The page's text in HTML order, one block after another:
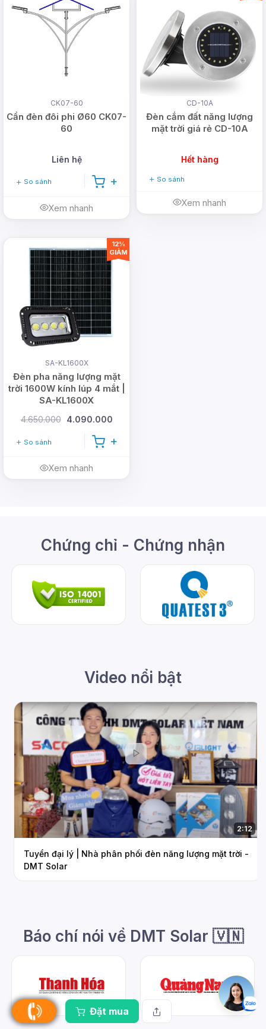
CK07-60
Cần đèn đôi phi Ø60 CK07-
60
Liên hệ
So sánh
Xem nhanh
CD-10A
Đèn cắm đất năng lượng
mặt trời giá rẻ CD-10A
Hết hàng
So sánh
Xem nhanh
SA-KL1600X
Đèn pha năng lượng mặt
trời 1600W kính lúp 4 mắt |
SA-KL1600X
4.650.000 4.090.000
So sánh
Xem nhanh
12%
GIẢM
Đặt mua
Chứng chỉ - Chứng nhận
Video nổi bật
2:12
Tuyển đại lý | Nhà phân phối đèn năng lượng mặt trời -
DMT Solar
Báo chí nói về DMT Solar 🇻🇳